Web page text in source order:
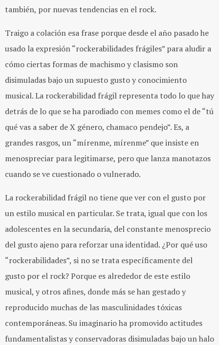
también, por nuevas tendencias en el rock.
Traigo a colación esa frase porque desde el año pasado he
usado la expresión “rockerabilidades frágiles” para aludir a
cómo ciertas formas de machismo y clasismo son
disimuladas bajo un supuesto gusto y conocimiento
musical. La rockerabilidad frágil representa todo lo que hay
detrás de lo que se ha parodiado con memes como el de “tú
qué vas a saber de X género, chamaco pendejo”. Es, a
grandes rasgos, un “mírenme, mírenme” que insiste en
menospreciar para legitimarse, pero que lanza manotazos
cuando se ve cuestionado o vulnerado.
La rockerabilidad frágil no tiene que ver con el gusto por
un estilo musical en particular. Se trata, igual que con los
adolescentes en la secundaria, del constante menosprecio
del gusto ajeno para reforzar una identidad. ¿Por qué uso
“rockerabilidades”, si no se trata específicamente del
gusto por el rock? Porque es alrededor de este estilo
musical, y otros afines, donde más se han gestado y
reproducido muchas de las masculinidades tóxicas
contemporáneas. Su imaginario ha promovido actitudes
fundamentalistas y conservadoras disimuladas bajo un halo